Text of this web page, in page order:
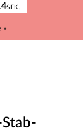
SEK.
»